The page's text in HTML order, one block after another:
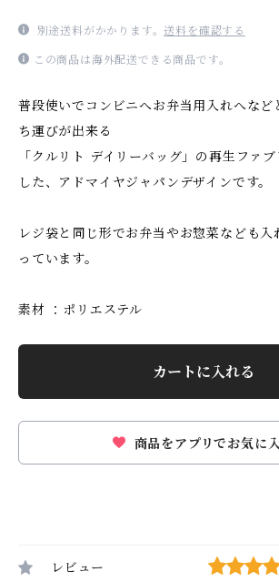
別途送料がかかります。送料を確認する
この商品は海外配送できる商品です。
普段使いでコンビニへお弁当用入れへな
ち運びが出来る
「クルリト デイリーバッグ」の再生ファ
した、アドマイヤジャパンデザインです。
レジ袋と同じ形でお弁当やお惣菜なども入
っています。
素材 ：ポリエステル
カートに入れる
商品をアプリでお気に
レビュー